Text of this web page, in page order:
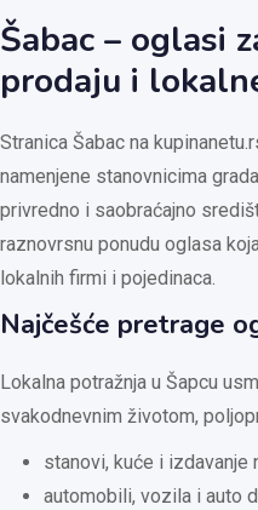
Šabac – oglasi
prodaju i
Stranica Šabac na
namenjene stanovnicima
privredno i saobraćajno
raznovrsnu ponudu oglasa
lokalnih firmi i pojedinaca.
Najčešće pretrage
Lokalna potražnja u Šapcu
svakodnevnim životom,
stanovi, kuće i izdavanje
automobili, vozila i auto